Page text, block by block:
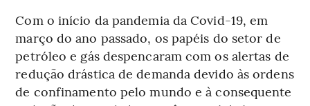
Com o início da pandemia da Covid-19, em
março do ano passado, os papéis do setor de
petróleo e gás despencaram com os alertas de
redução drástica de demanda devido às ordens
de confinamento pelo mundo e à consequente